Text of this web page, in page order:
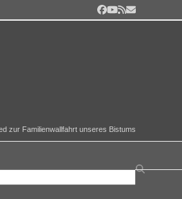
Facebook
YouTube
RSS
E-
Mail
zur Familienwallfahrt unseres Bistums